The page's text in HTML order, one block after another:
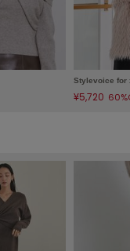
Stylevoice for
¥5,720